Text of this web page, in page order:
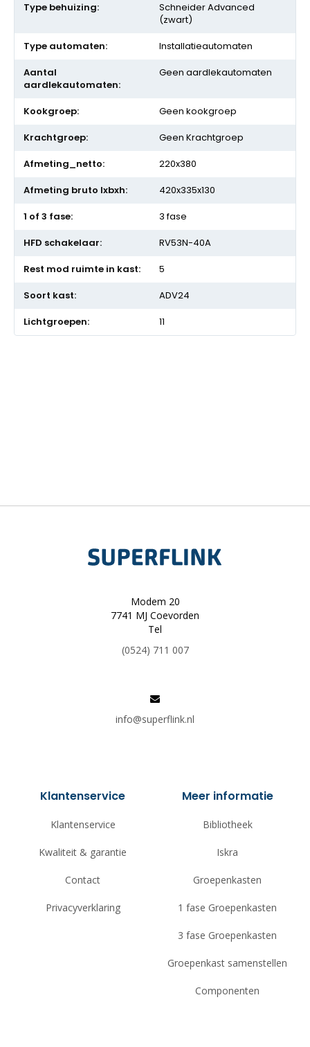
Schneider Advanced
(zwart)
Installatieautomaten
Geen aardlekautomaten
Geen kookgroep
Geen Krachtgroep
220x380
420x335x130
3 fase
RV53N-40A
5
ADV24
11
Modem 20
7741 MJ Coevorden
Tel
(0524) 711 007
info@superflink.nl
Klantenservice
Klantenservice
Kwaliteit & garantie
Contact
Privacyverklaring
Meer informatie
Bibliotheek
Iskra
Groepenkasten
1 fase Groepenkasten
3 fase Groepenkasten
Groepenkast samenstellen
Componenten